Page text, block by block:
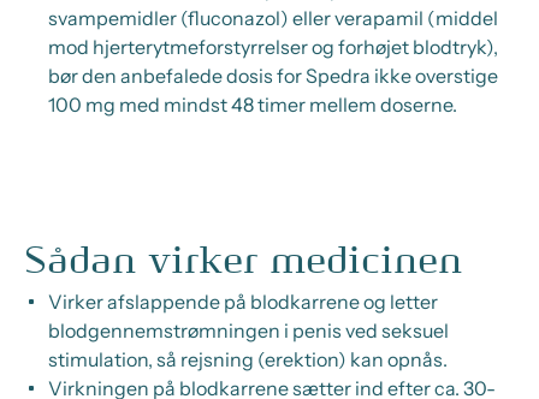
svampemidler (fluconazol) eller verapamil (middel
mod hjerterytmeforstyrrelser og forhøjet blodtryk),
bør den anbefalede dosis for Spedra ikke overstige
100 mg med mindst 48 timer mellem doserne.
Sådan virker medicinen
Virker afslappende på blodkarrene og letter
blodgennemstrømningen i penis ved seksuel
stimulation, så rejsning (erektion) kan opnås.
Virkningen på blodkarrene sætter ind efter ca. 30-